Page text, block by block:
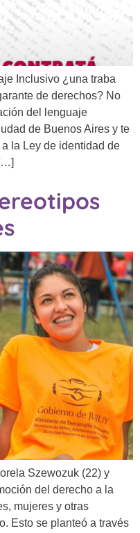
Inclusivo ¿una traba
de derechos? No
del lenguaje
de Buenos Aires y te
la Ley de identidad de
Szewozuk (22) y
del derecho a la
mujeres y otras
Esto se planteó a través